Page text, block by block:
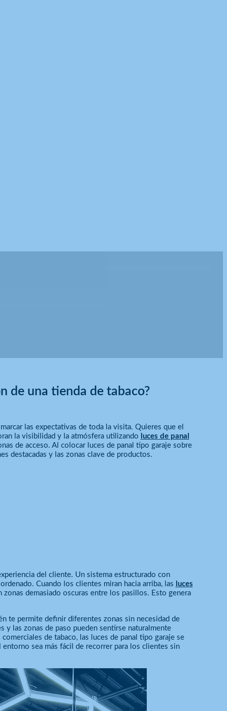
de una tienda de tabaco?
las expectativas de toda la visita. Quieres que el
la visibilidad y la atmósfera utilizando
luces de panal
de acceso. Al colocar luces de panal tipo garaje sobre
destacadas y las zonas clave de productos.
del cliente. Un sistema estructurado con
Cuando los clientes miran hacia arriba, las
luces
demasiado oscuras entre los pasillos. Esto genera
te permite definir diferentes zonas sin necesidad de
y las zonas de paso pueden sentirse naturalmente
de tabaco, las luces de panal tipo garaje se
sea más fácil de recorrer para los clientes sin